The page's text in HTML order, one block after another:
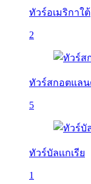
ทัวร์อเมริกาใต้
2
ทัวร์สกอตแล
5
ทัวร์บัลเเกเรีย
1